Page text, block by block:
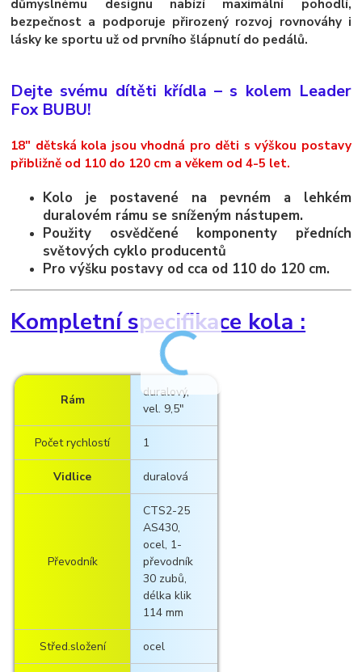
důmyslnému designu nabízí maximální pohodlí,
bezpečnost a podporuje přirozený rozvoj rovnováhy i
lásky ke sportu už od prvního šlápnutí do pedálů.
Dejte svému dítěti křídla – s kolem Leader
Fox BUBU!
18" dětská kola jsou vhodná pro děti s výškou postavy
přibližně od 110 do 120 cm a věkem od 4-5 let.
Kolo je postavené na pevném a lehkém
duralovém rámu se sníženým nástupem.
Použity osvědčené komponenty předních
světových cyklo producentů
Pro výšku postavy od cca od 110 do 120 cm.
Kompletní specifikace kola :
Rám
duralový,
vel. 9,5"
Počet rychlostí 1
Vidlice duralová
Převodník
CTS2-25
AS430,
ocel, 1-
převodník
30 zubů,
délka klik
114 mm
Střed.složení ocel